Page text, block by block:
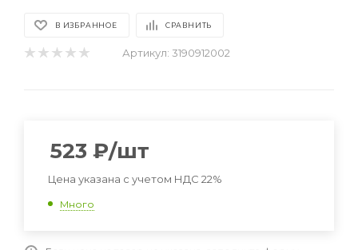
В ИЗБРАННОЕ СРАВНИТЬ
Артикул: 3190912002
523 ₽/шт
Цена указана с учетом НДС 22%
Много